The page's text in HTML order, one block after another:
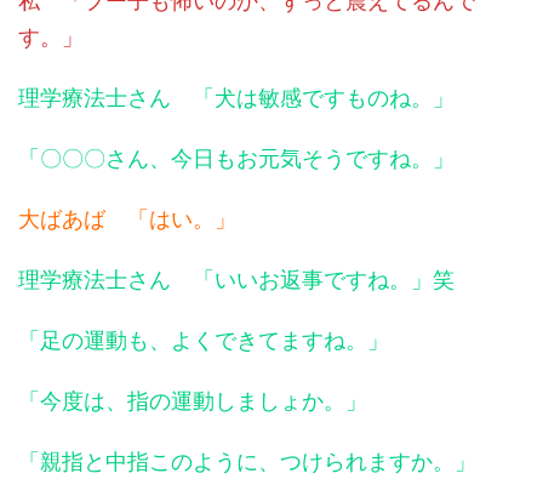
す。」
理学療法士さん 「犬は敏感ですものね。」
「〇〇〇さん、今日もお元気そうですね。」
大ばあば 「はい。」
理学療法士さん 「いいお返事ですね。」笑
「足の運動も、よくできてますね。」
「今度は、指の運動しましょか。」
「親指と中指このように、つけられますか。」